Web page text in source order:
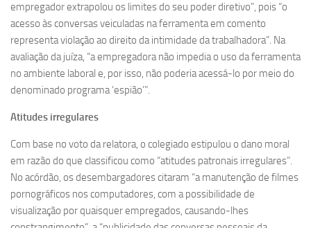
empregador extrapolou os limites do seu poder diretivo”, pois “o
acesso às conversas veiculadas na ferramenta em comento
representa violação ao direito da intimidade da trabalhadora”. Na
avaliação da juíza, “a empregadora não impedia o uso da ferramenta
no ambiente laboral e, por isso, não poderia acessá-lo por meio do
denominado programa ‘espião’”.
Atitudes irregulares
Com base no voto da relatora, o colegiado estipulou o dano moral
em razão do que classificou como “atitudes patronais irregulares”.
No acórdão, os desembargadores citaram “a manutenção de filmes
pornográficos nos computadores, com a possibilidade de
visualização por quaisquer empregados, causando-lhes